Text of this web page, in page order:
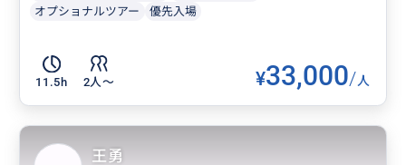
オプショナルツアー
優先入場
11.5h 2人〜 ¥33,000/人
王勇